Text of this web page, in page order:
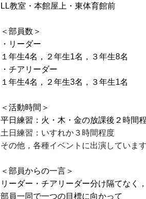
LL教室・本館屋上・東体育館前
＜部員数＞
・リーダー
１年生4名，２年生1名，３年生8名
・チアリーダー
１年生4名，２年生3名，３年生1名
＜活動時間＞
平日練習：火・木・金の放課後２時間
土日練習：いすれか３時間程度
その他，各種イベントに出演しています
＜ 部員からの一言＞
リーダー・チアリーダー分け隔てなく，
部員一同で一つの目標に向かって